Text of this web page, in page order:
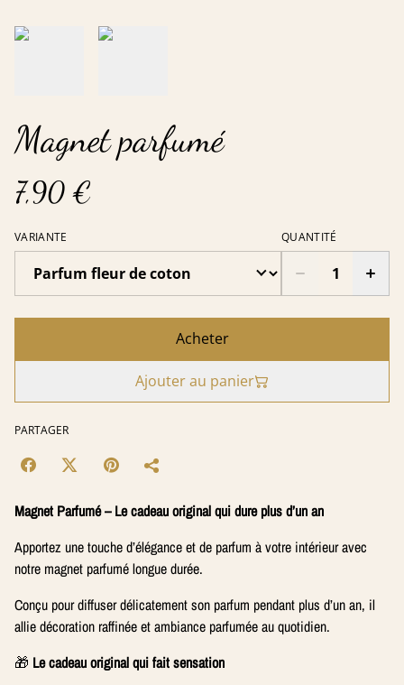
Magnet parfumé
7,90 €
VARIANTE QUANTITÉ
Acheter
Ajouter au panier
PARTAGER
Magnet Parfumé – Le cadeau original qui dure plus d’un an
Apportez une touche d’élégance et de parfum à votre intérieur avec
notre magnet parfumé longue durée.
Conçu pour diffuser délicatement son parfum pendant plus d’un an, il
allie décoration raffinée et ambiance parfumée au quotidien.
🎁 Le cadeau original qui fait sensation